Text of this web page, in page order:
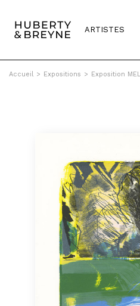
ARTISTES
Accueil > Expositions > Exposition